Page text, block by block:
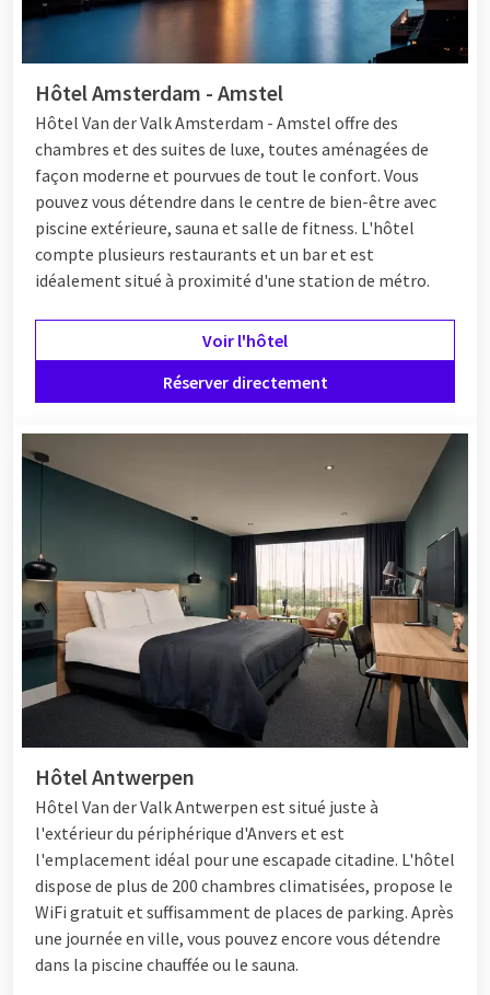
Hôtel Amsterdam - Amstel
Hôtel Van der Valk Amsterdam - Amstel offre des
chambres et des suites de luxe, toutes aménagées de
façon moderne et pourvues de tout le confort. Vous
pouvez vous détendre dans le centre de bien-être avec
piscine extérieure, sauna et salle de fitness. L'hôtel
compte plusieurs restaurants et un bar et est
idéalement situé à proximité d'une station de métro.
Voir l'hôtel
Réserver directement
Hôtel Antwerpen
Hôtel Van der Valk Antwerpen est situé juste à
l'extérieur du périphérique d'Anvers et est
l'emplacement idéal pour une escapade citadine. L'hôtel
dispose de plus de 200 chambres climatisées, propose le
WiFi gratuit et suffisamment de places de parking. Après
une journée en ville, vous pouvez encore vous détendre
dans la piscine chauffée ou le sauna.